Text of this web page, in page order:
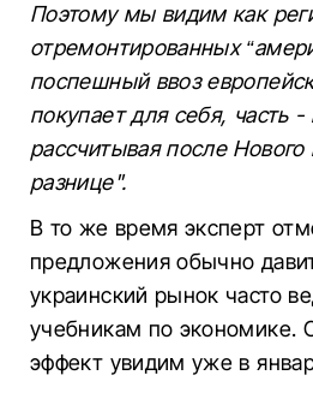
Поэтому мы видим как
отремонтированных
поспешный ввоз
покупает для себя, часть -
рассчитывая после Нового
разнице".
В то же время эксперт
предложения обычно
украинский рынок часто
учебникам по экономике.
эффект увидим уже в